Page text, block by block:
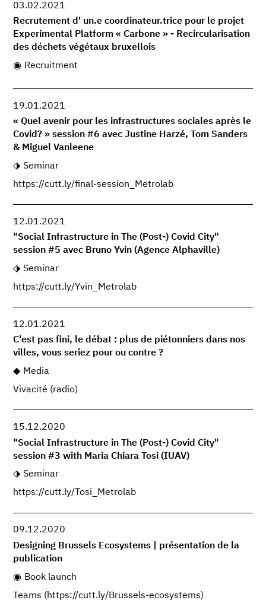
03.02.2021
Recrutement d' un.e coordinateur.trice pour le projet
Experimental Platform « Carbone » - Recircularisation
des déchets végétaux bruxellois
Recruitment
19.01.2021
« Quel avenir pour les infrastructures sociales après le
Covid? » session #6 avec Justine Harzé, Tom Sanders
& Miguel Vanleene
Seminar
https://cutt.ly/final-session_Metrolab
12.01.2021
"Social Infrastructure in The (Post-) Covid City"
session #5 avec Bruno Yvin (Agence Alphaville)
Seminar
https://cutt.ly/Yvin_Metrolab
12.01.2021
C'est pas fini, le débat : plus de piétonniers dans nos
villes, vous seriez pour ou contre ?
Media
Vivacité (radio)
15.12.2020
"Social Infrastructure in The (Post-) Covid City"
session #3 with Maria Chiara Tosi (IUAV)
Seminar
https://cutt.ly/Tosi_Metrolab
09.12.2020
Designing Brussels Ecosystems | présentation de la
publication
Book launch
Teams (https://cutt.ly/Brussels-ecosystems)